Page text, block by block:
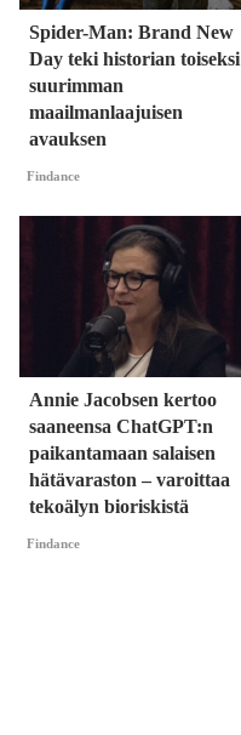
Spider-Man: Brand New
Day teki historian toiseksi
suurimman
maailmanlaajuisen
avauksen
Findance
Annie Jacobsen kertoo
saaneensa ChatGPT:n
paikantamaan salaisen
hätävaraston – varoittaa
tekoälyn bioriskistä
Findance